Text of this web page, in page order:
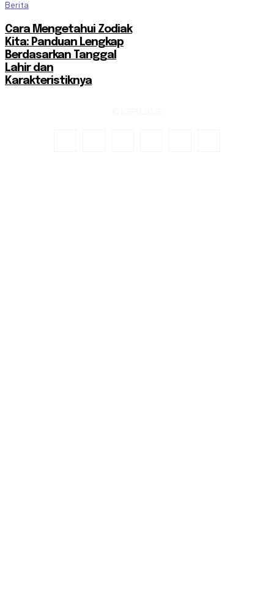
Berita
Cara Mengetahui Zodiak
Kita: Panduan Lengkap
Berdasarkan Tanggal
Lahir dan
Karakteristiknya